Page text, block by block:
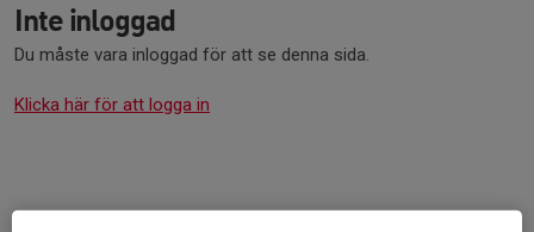
Inte inloggad
Du måste vara inloggad för att se denna sida.
Klicka här för att logga in